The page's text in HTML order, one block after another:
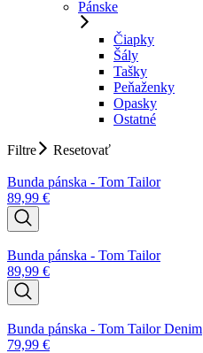
Pánske
Čiapky
Šály
Tašky
Peňaženky
Opasky
Ostatné
Filtre Resetovať
Bunda pánska - Tom Tailor
89,99 €
Bunda pánska - Tom Tailor
89,99 €
Bunda pánska - Tom Tailor Denim
79,99 €